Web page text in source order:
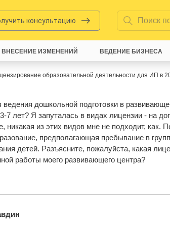
консультацию
образовательной деятельности для ИП в
дошкольной подготовки в
7 лет? Я запуталась в видах лицензии - на
никакая из этих видов мне не подходит, как.
предполагающая пребывание в
детей. Разъясните, пожалуйста, какая
работы моего развивающего центра?
ВНЕСЕНИЕ ИЗМЕНЕНИЙ ВЕДЕНИЕ БИЗНЕСА